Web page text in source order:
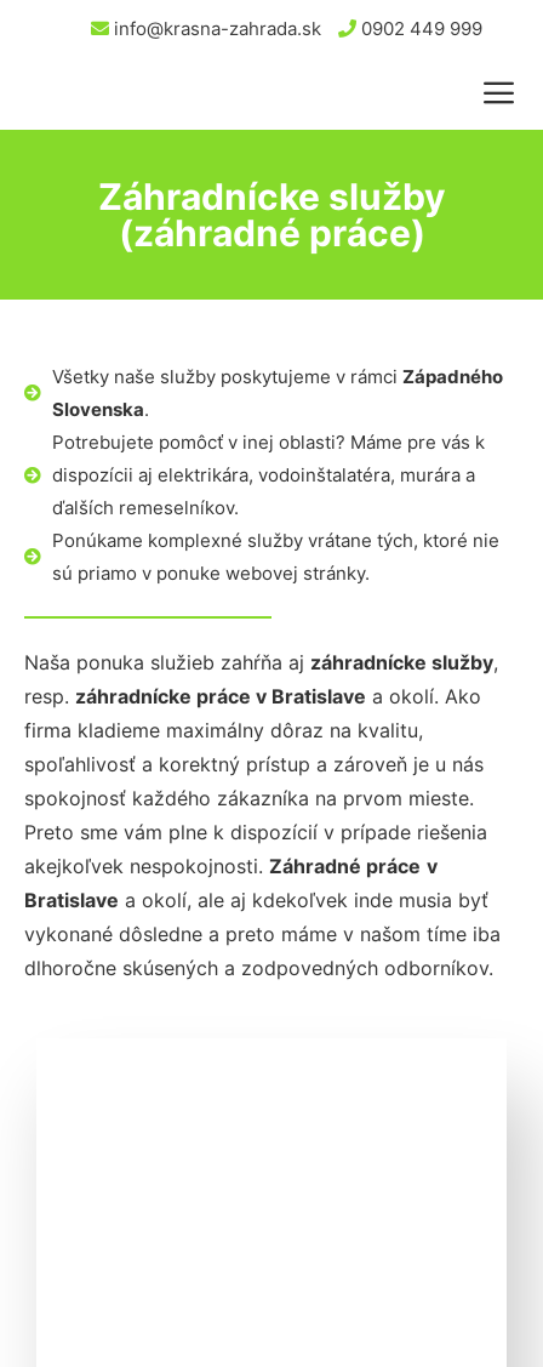
info@krasna-zahrada.sk 0902 449 999
Záhradnícke služby
(záhradné práce)
Všetky naše služby poskytujeme v rámci Západného
Slovenska.
Potrebujete pomôcť v inej oblasti? Máme pre vás k
dispozícii aj elektrikára, vodoinštalatéra, murára a
ďalších remeselníkov.
Ponúkame komplexné služby vrátane tých, ktoré nie
sú priamo v ponuke webovej stránky.
Naša ponuka služieb zahŕňa aj záhradnícke služby,
resp. záhradnícke práce v Bratislave a okolí. Ako
firma kladieme maximálny dôraz na kvalitu,
spoľahlivosť a korektný prístup a zároveň je u nás
spokojnosť každého zákazníka na prvom mieste.
Preto sme vám plne k dispozícií v prípade riešenia
akejkoľvek nespokojnosti. Záhradné práce v
Bratislave a okolí, ale aj kdekoľvek inde musia byť
vykonané dôsledne a preto máme v našom tíme iba
dlhoročne skúsených a zodpovedných odborníkov.